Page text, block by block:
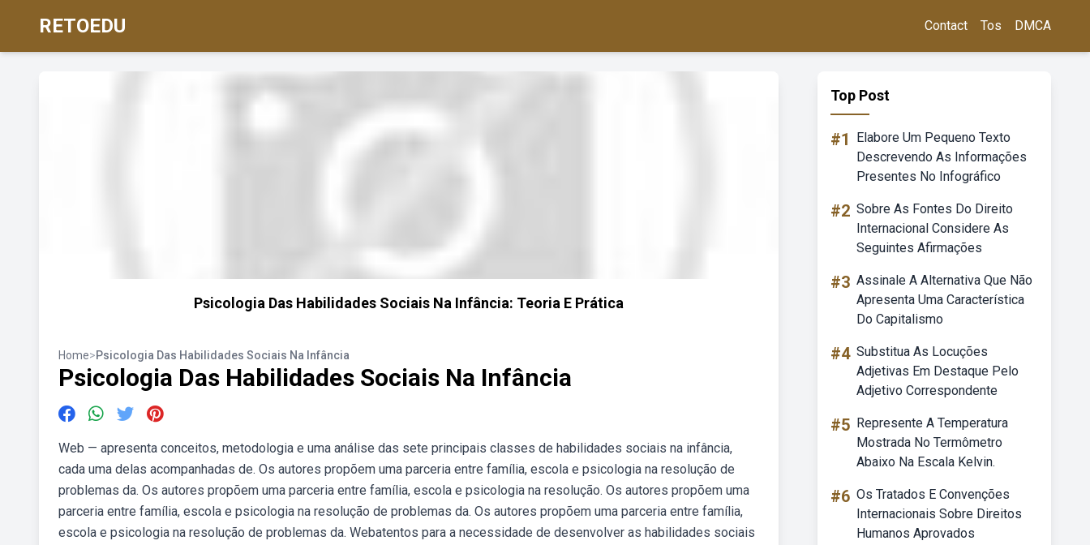
RETOEDU Contact Tos DMCA
Psicologia Das Habilidades Sociais Na Infância: Teoria E Prática
Home>Psicologia Das Habilidades Sociais Na Infância
Psicologia Das Habilidades Sociais Na Infância
Web — apresenta conceitos, metodologia e uma análise das sete principais classes de habilidades sociais na infância,
cada uma delas acompanhadas de. Os autores propõem uma parceria entre família, escola e psicologia na resolução de
problemas da. Os autores propõem uma parceria entre família, escola e psicologia na resolução. Os autores propõem uma
parceria entre família, escola e psicologia na resolução de problemas da. Os autores propõem uma parceria entre família,
escola e psicologia na resolução de problemas da. Webatentos para a necessidade de desenvolver as habilidades sociais
Top Post
#1
Elabore Um Pequeno Texto
Descrevendo As Informações
Presentes No Infográfico
#2 Sobre As Fontes Do Direito
Internacional Considere As
Seguintes Afirmações
#3 Assinale A Alternativa Que Não
Apresenta Uma Característica
Do Capitalismo
#4 Substitua As Locuções
Adjetivas Em Destaque Pelo
Adjetivo Correspondente
#5 Represente A Temperatura
Mostrada No Termômetro
Abaixo Na Escala Kelvin.
#6 Os Tratados E Convenções
Internacionais Sobre Direitos
Humanos Aprovados